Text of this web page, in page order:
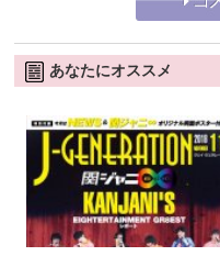
あなたにオススメ